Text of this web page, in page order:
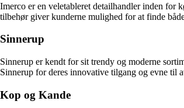
Imerco er en veletableret detailhandler inden for
tilbehør giver kunderne mulighed for at finde
Sinnerup
Sinnerup er kendt for sit trendy og moderne
Sinnerup for deres innovative tilgang og evne til
Kop og Kande